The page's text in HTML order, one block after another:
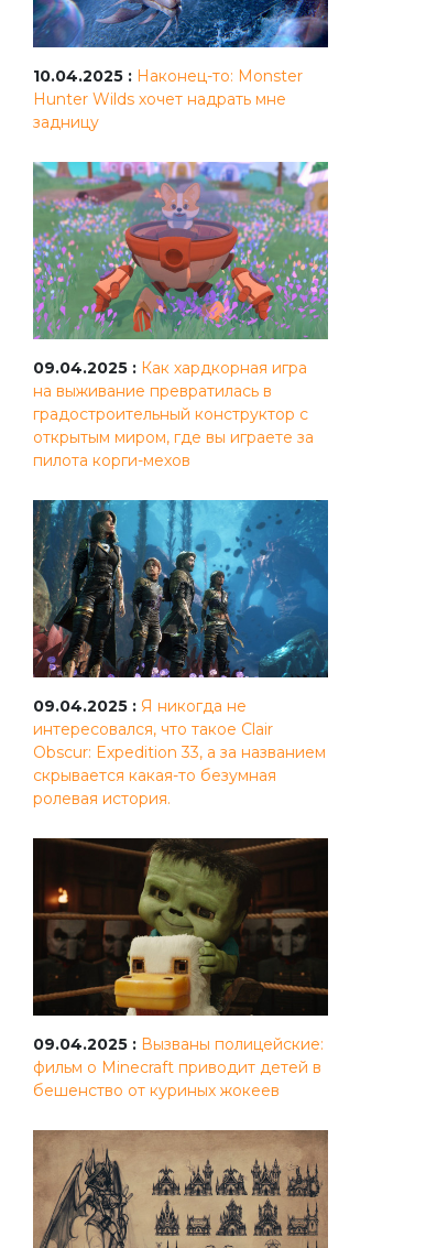
10.04.2025 : Наконец-то: Monster
Hunter Wilds хочет надрать мне
задницу
09.04.2025 : Как хардкорная игра
на выживание превратилась в
градостроительный конструктор с
открытым миром, где вы играете за
пилота корги-мехов
09.04.2025 : Я никогда не
интересовался, что такое Clair
Obscur: Expedition 33, а за названием
скрывается какая-то безумная
ролевая история.
09.04.2025 : Вызваны полицейские:
фильм о Minecraft приводит детей в
бешенство от куриных жокеев